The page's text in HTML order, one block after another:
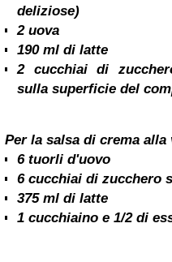
deliziose)
2 uova
190 ml di latte
2 cucchiai di
sulla superficie del
Per la salsa di crema alla
6 tuorli d'uovo
6 cucchiai di zucchero
375 ml di latte
1 cucchiaino e 1/2 di